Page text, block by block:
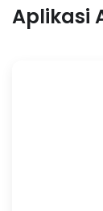
Aplikasi